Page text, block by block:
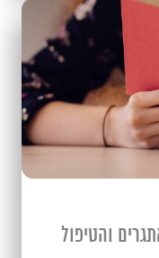
והטיפול